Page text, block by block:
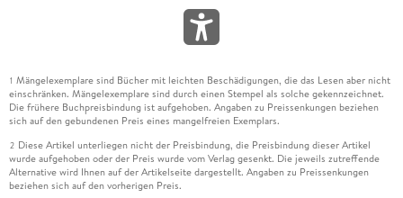
1 Mängelexemplare sind Bücher mit leichten Beschädigungen, die das Lesen aber nicht
einschränken. Mängelexemplare sind durch einen Stempel als solche gekennzeichnet.
Die frühere Buchpreisbindung ist aufgehoben. Angaben zu Preissenkungen beziehen
sich auf den gebundenen Preis eines mangelfreien Exemplars.
2 Diese Artikel unterliegen nicht der Preisbindung, die Preisbindung dieser Artikel
wurde aufgehoben oder der Preis wurde vom Verlag gesenkt. Die jeweils zutreffende
Alternative wird Ihnen auf der Artikelseite dargestellt. Angaben zu Preissenkungen
beziehen sich auf den vorherigen Preis.